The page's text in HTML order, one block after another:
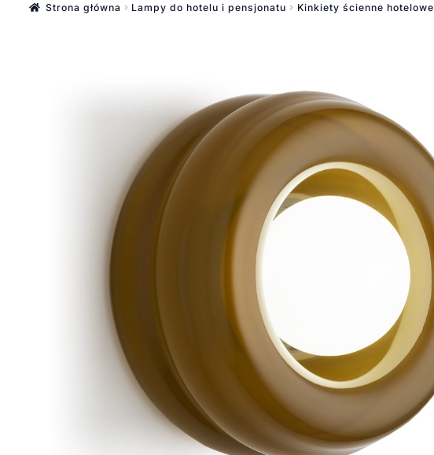
Strona główna Lampy do hotelu i pensjonatu Kinkiety ścienne hotelowe